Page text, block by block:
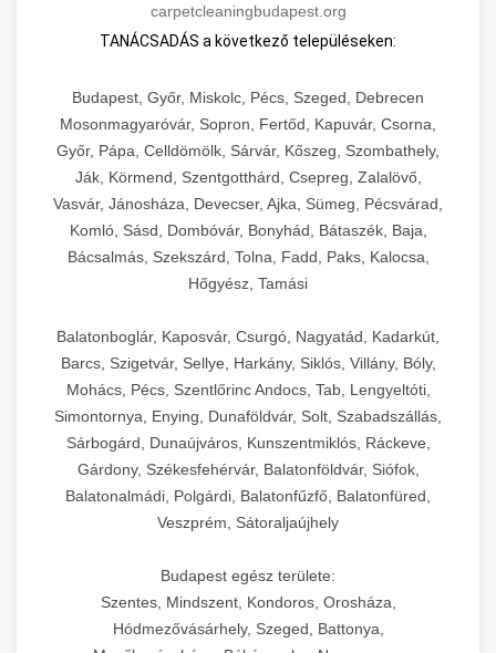
carpetcleaningbudapest.org
TANÁCSADÁS a következő településeken:
Budapest, Győr, Miskolc, Pécs, Szeged, Debrecen
Mosonmagyaróvár, Sopron, Fertőd, Kapuvár, Csorna,
Győr, Pápa, Celldömölk, Sárvár, Kőszeg, Szombathely,
Ják, Körmend, Szentgotthárd, Csepreg, Zalalövő,
Vasvár, Jánosháza, Devecser, Ajka, Sümeg, Pécsvárad,
Komló, Sásd, Dombóvár, Bonyhád, Bátaszék, Baja,
Bácsalmás, Szekszárd, Tolna, Fadd, Paks, Kalocsa,
Hőgyész, Tamási
Balatonboglár, Kaposvár, Csurgó, Nagyatád, Kadarkút,
Barcs, Szigetvár, Sellye, Harkány, Siklós, Villány, Bóly,
Mohács, Pécs, Szentlőrinc Andocs, Tab, Lengyeltóti,
Simontornya, Enying, Dunaföldvár, Solt, Szabadszállás,
Sárbogárd, Dunaújváros, Kunszentmiklós, Ráckeve,
Gárdony, Székesfehérvár, Balatonföldvár, Siófok,
Balatonalmádi, Polgárdi, Balatonfűzfő, Balatonfüred,
Veszprém, Sátoraljaújhely
Budapest egész területe:
Szentes, Mindszent, Kondoros, Orosháza,
Hódmezővásárhely, Szeged, Battonya,